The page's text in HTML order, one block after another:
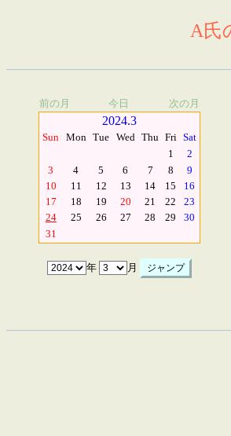
A氏
前の月 今日 次の月
2024.3
Sun Mon Tue Wed Thu Fri Sat
1
2
3
4 5 6 7 8
9
10
11 12 13 14 15
16
17
18 19 20 21 22
23
24
25 26 27 28 29
30
31
年 月